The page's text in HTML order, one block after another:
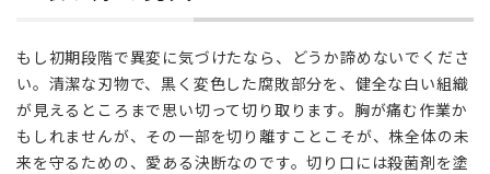
予
こ
そ
最
大
もし初期段階で異変に気づけたなら、どうか諦めないでくださ
い。清潔な刃物で、黒く変色した腐敗部分を、健全な白い組織
が見えるところまで思い切って切り取ります。胸が痛む作業か
もしれませんが、その一部を切り離すことこそが、株全体の未
来を守るための、愛ある決断なのです。切り口には殺菌剤を塗